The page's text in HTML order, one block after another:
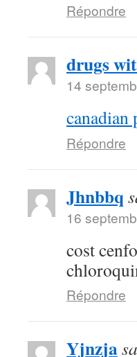
Répondre
drugs
14
canadian
Répondre
Jhnbbq
16
cost
Répondre
Yjnzja